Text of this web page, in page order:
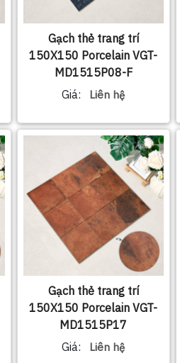
Gạch thẻ trang trí
150X150 Porcelain VGT-
MD1515P08-F
Giá:
Liên hệ
Gạch thẻ trang trí
150X150 Porcelain VGT-
MD1515P17
Giá:
Liên hệ